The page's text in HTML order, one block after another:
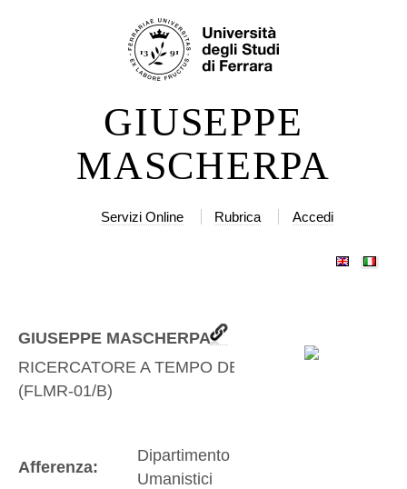
navigazione
GIUSEPPE
MASCHERPA
Servizi Online Rubrica Accedi
GIUSEPPE MASCHERPA
RICERCATORE A TEMPO DETERMINATO
(FLMR-01/B)
Afferenza:
Dipartimento di Studi
Umanistici